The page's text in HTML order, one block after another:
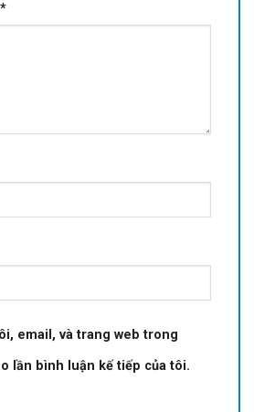
*
email, và trang web trong
lần bình luận kế tiếp của tôi.